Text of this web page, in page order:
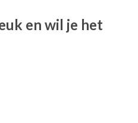
en wil je het